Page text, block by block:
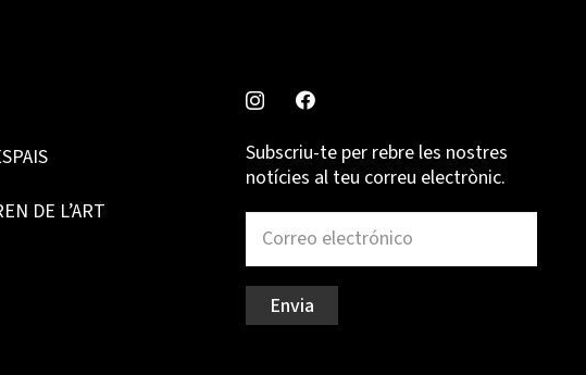
DE L’ART
Subscriu-te per rebre les nostres
notícies al teu correu electrònic.
Envia